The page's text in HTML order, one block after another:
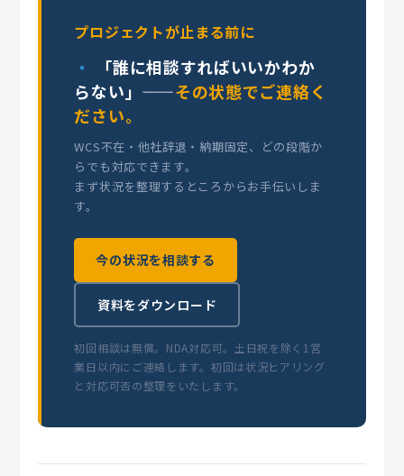
プロジェクトが止まる前に
「誰に相談すればいいかわか
らない」——その状態でご連絡く
ださい。
WCS不在・他社辞退・納期固定、どの段階か
らでも対応できます。
まず状況を整理するところからお手伝いしま
す。
今の状況を相談する
資料をダウンロード
初回相談は無償。NDA対応可。土日祝を除く1営
業日以内にご連絡します。初回は状況ヒアリング
と対応可否の整理をいたします。